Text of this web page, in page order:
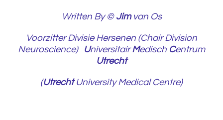
Written By © Jimvan Os
Voorzitter Divisie Hersenen (Chair Division
Neuroscience)
UniversitairMedisch Centrum
Utrecht
(UtrechtUniversity Medical Centre)